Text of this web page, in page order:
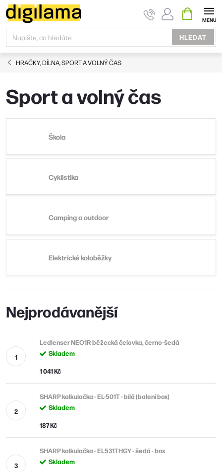
Přejít
na
obsah
HLEDAT
KOŠÍK
HRAČKY, DÍLNA, SPORT A VOLNÝ ČAS
Sport a volný čas
Škola
Cyklistika
Camping a outdoor
Elektrické koloběžky
Nejprodávanější
Ledlenser NEO1R běžecká čelovka, černo-šedá
Skladem
1 041 Kč
SHARP kalkulačka - EL-501T - bílá (balení box)
Skladem
187 Kč
SHARP kalkulačka - EL531THGY - šedá - box
Skladem